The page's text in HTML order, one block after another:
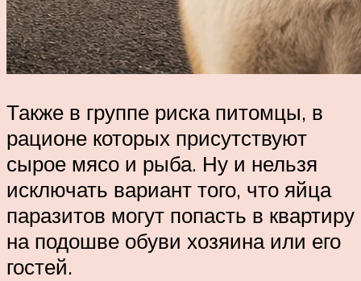
Также в группе риска питомцы, в
рационе которых присутствуют
сырое мясо и рыба. Ну и нельзя
исключать вариант того, что яйца
паразитов могут попасть в квартиру
на подошве обуви хозяина или его
гостей.